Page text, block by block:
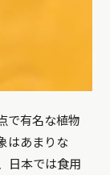
で有名な植物
はあまりな
日本では食用